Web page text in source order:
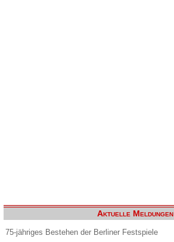
Aktuelle Meldungen
75-jähriges Bestehen der Berliner Festspiele